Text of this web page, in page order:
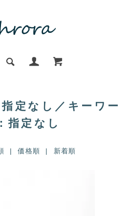
定なし／キーワー
指定なし
| 価格順 | 新着順